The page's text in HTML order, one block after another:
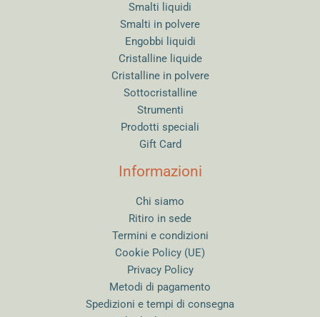
Smalti liquidi
Smalti in polvere
Engobbi liquidi
Cristalline liquide
Cristalline in polvere
Sottocristalline
Strumenti
Prodotti speciali
Gift Card
Informazioni
Chi siamo
Ritiro in sede
Termini e condizioni
Cookie Policy (UE)
Privacy Policy
Metodi di pagamento
Spedizioni e tempi di consegna